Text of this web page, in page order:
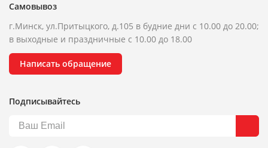
Самовывоз
г.Минск, ул.Притыцкого, д.105 в будние дни с 10.00 до 20.00;
в выходные и праздничные с 10.00 до 18.00
Написать обращение
Подписывайтесь